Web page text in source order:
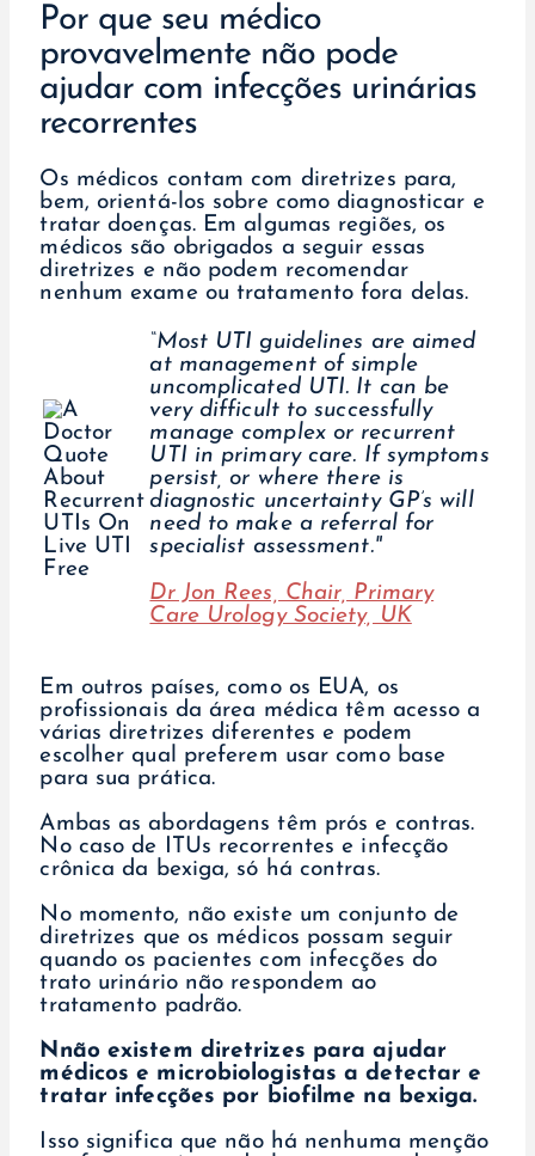
Por que seu médico
provavelmente não pode
ajudar com infecções urinárias
recorrentes
Os médicos contam com diretrizes para,
bem, orientá-los sobre como diagnosticar e
tratar doenças. Em algumas regiões, os
médicos são obrigados a seguir essas
diretrizes e não podem recomendar
nenhum exame ou tratamento fora delas.
“Most UTI guidelines are aimed
at management of simple
uncomplicated UTI. It can be
very difficult to successfully
manage complex or recurrent
UTI in primary care. If symptoms
persist, or where there is
diagnostic uncertainty GP’s will
need to make a referral for
specialist assessment."
Dr Jon Rees, Chair, Primary
Care Urology Society, UK
Em outros países, como os EUA, os
profissionais da área médica têm acesso a
várias diretrizes diferentes e podem
escolher qual preferem usar como base
para sua prática.
Ambas as abordagens têm prós e contras.
No caso de ITUs recorrentes e infecção
crônica da bexiga, só há contras.
No momento, não existe um conjunto de
diretrizes que os médicos possam seguir
quando os pacientes com infecções do
trato urinário não respondem ao
tratamento padrão.
Nnão existem diretrizes para ajudar
médicos e microbiologistas a detectar e
tratar infecções por biofilme na bexiga.
Isso significa que não há nenhuma menção